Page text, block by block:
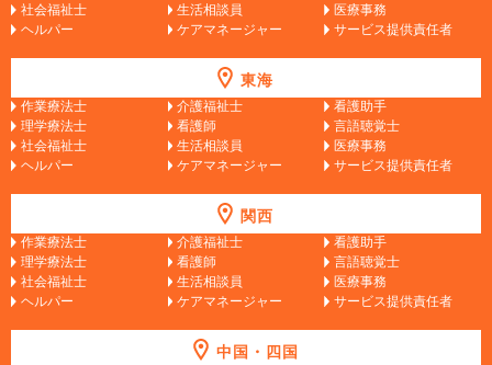
社会福祉士
生活相談員
医療事務
ヘルパー
ケアマネージャー サービス提供責任者
東海
作業療法士 介護福祉士
看護助手
理学療法士
看護師
言語聴覚士
社会福祉士
生活相談員
医療事務
ヘルパー
ケアマネージャー サービス提供責任者
関西
作業療法士 介護福祉士
看護助手
理学療法士
看護師
言語聴覚士
社会福祉士
生活相談員
医療事務
ヘルパー
ケアマネージャー サービス提供責任者
中国・四国